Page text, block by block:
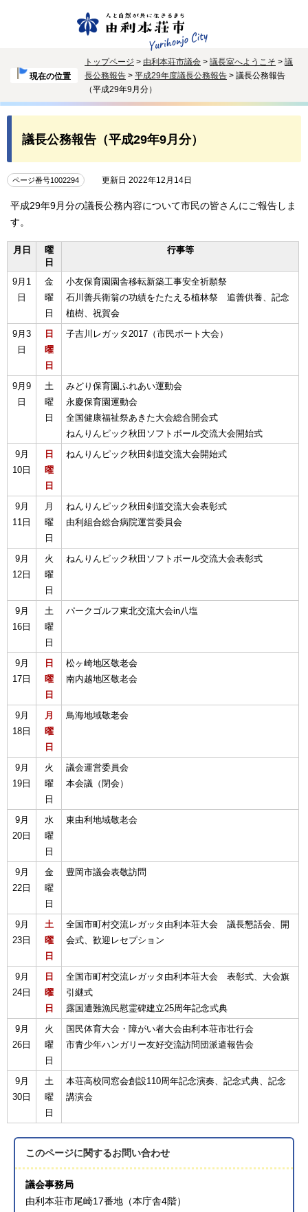
現在の位置
トップページ > 由利本荘市議会 > 議長室へようこそ > 議
長公務報告 > 平成29年度議長公務報告 > 議長公務報告
（平成29年9月分）
議長公務報告（平成29年9月分）
ページ番号1002294 更新日 2022年12月14日
平成29年9月分の議長公務内容について市民の皆さんにご報告しま
す。
月日
曜
日
行事等
9月1
日
金
曜
日
小友保育園園舎移転新築工事安全祈願祭
石川善兵衛翁の功績をたたえる植林祭 追善供養、記念
植樹、祝賀会
9月3
日
日
曜
日
子吉川レガッタ2017（市民ボート大会）
9月9
日
土
曜
日
みどり保育園ふれあい運動会
永慶保育園運動会
全国健康福祉祭あきた大会総合開会式
ねんりんピック秋田ソフトボール交流大会開始式
9月
10日
日
曜
日
ねんりんピック秋田剣道交流大会開始式
9月
11日
月
曜
日
ねんりんピック秋田剣道交流大会表彰式
由利組合総合病院運営委員会
9月
12日
火
曜
日
ねんりんピック秋田ソフトボール交流大会表彰式
9月
16日
土
曜
日
パークゴルフ東北交流大会in八塩
9月
17日
日
曜
日
松ヶ崎地区敬老会
南内越地区敬老会
9月
18日
月
曜
日
鳥海地域敬老会
9月
19日
火
曜
日
議会運営委員会
本会議（閉会）
9月
20日
水
曜
日
東由利地域敬老会
9月
22日
金
曜
日
豊岡市議会表敬訪問
9月
23日
土
曜
日
全国市町村交流レガッタ由利本荘大会 議長懇話会、開
会式、歓迎レセプション
9月
24日
日
曜
日
全国市町村交流レガッタ由利本荘大会 表彰式、大会旗
引継式
露国遭難漁民慰霊碑建立25周年記念式典
9月
26日
火
曜
日
国民体育大会・障がい者大会由利本荘市壮行会
市青少年ハンガリー友好交流訪問団派遣報告会
9月
30日
土
曜
日
本荘高校同窓会創設110周年記念演奏、記念式典、記念
講演会
このページに関するお問い合わせ
議会事務局
由利本荘市尾崎17番地（本庁舎4階）